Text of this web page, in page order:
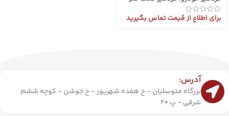
برای اطلاع از قیمت تماس بگیرید
آدرس:
بزرگاه متوسلیان - خ هفده شهریور - خ جوشن - کوچه ششم
شرقی - پ 20